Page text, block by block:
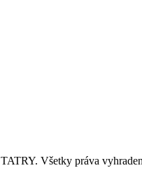
Všetky práva